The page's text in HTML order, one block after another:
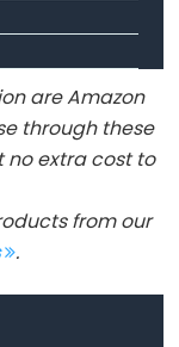
are Amazon
through these
no extra cost to
from our
.